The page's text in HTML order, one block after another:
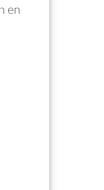
en